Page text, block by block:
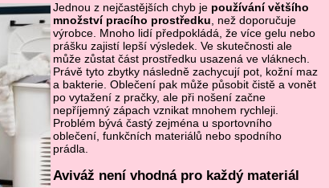
Jednou z nejčastějších chyb je používání většího
množství pracího prostředku , než doporučuje
výrobce. Mnoho lidí předpokládá, že více gelu nebo
prášku zajistí lepší výsledek. Ve skutečnosti ale
může zůstat část prostředku usazená ve vláknech.
Právě tyto zbytky následně zachycují pot, kožní maz
a bakterie. Oblečení pak může působit čistě a vonět
po vytažení z pračky, ale při nošení začne
nepříjemný zápach vznikat mnohem rychleji.
Problém bývá častý zejména u sportovního
oblečení, funkčních materiálů nebo spodního
prádla.
Aviváž není vhodná pro každý materiál